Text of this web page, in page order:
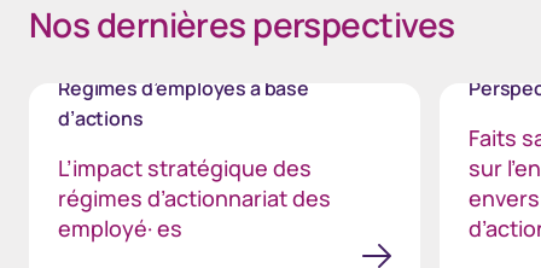
Nos dernières perspectives​
Régimes d’employés à base
d’actions
L’impact stratégique des
régimes d’actionnariat des
employé· es
Faits
sur